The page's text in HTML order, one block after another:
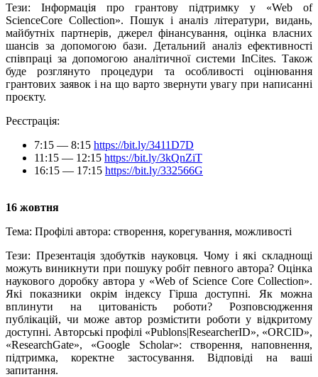
Тези: Інформація про грантову підтримку у «Web of
ScienceCore Collection». Пошук і аналізлітератури, видань,
майбутніх партнерів, джерел фінансування, оцінка власних
шансів за допомогою бази. Детальний аналіз ефективності
співпраці за допомогою аналітичної системи InCites. Також
буде розглянуто процедури та особливості оцінювання
грантових заявок і на що варто звернути увагу при написанні
проєкту.
Реєстрація:
7:15 — 8:15 https://bit.ly/3411D7D
11:15 — 12:15 https://bit.ly/3kQnZiT
16:15 — 17:15 https://bit.ly/332566G
16 жовтня
Тема: Профілі автора: створення, корегування, можливості
Тези: Презентація здобутків науковця. Чому і які складнощі
можуть виникнути при пошуку робіт певного автора? Оцінка
наукового доробку автора у «Web of Science Core Collection».
Які показники окрім індексу Гірша доступні. Як можна
вплинути на цитованість роботи? Розповсюдження
публікацій, чи може автор розмістити роботи у відкритому
доступні. Авторські профілі «Publons|ResearcherID», «ORCID»,
«ResearchGate», «Google Scholar»: cтворення, наповнення,
підтримка, коректне застосування. Відповіді на ваші
запитання.